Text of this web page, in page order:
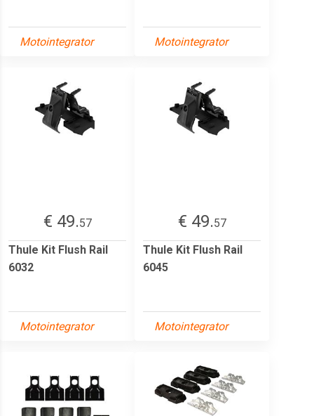
Motointegrator Motointegrator
€ 49.57
Thule Kit Flush Rail
6032
Motointegrator
€ 49.57
Thule Kit Flush Rail
6045
Motointegrator